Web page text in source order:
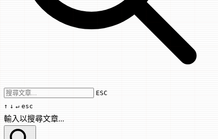
Use arrow keys to navigate results,
ESC
↑ ↓ ↵ esc
輸入以搜尋文章...
搜尋文章...